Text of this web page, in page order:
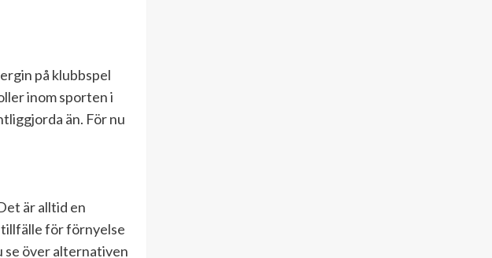
på klubbspel
inom sporten i
än. För nu
är alltid en
för förnyelse
se över alternativen